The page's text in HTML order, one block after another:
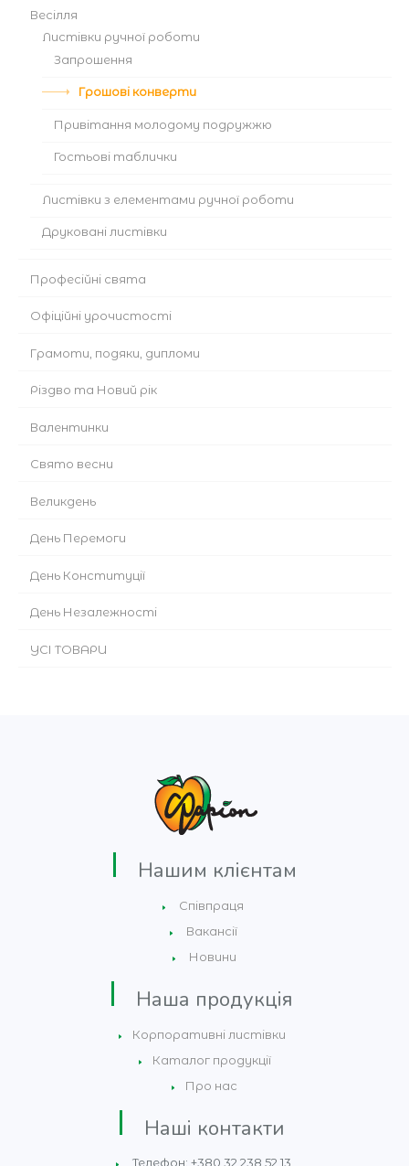
Весілля
Листівки ручної роботи
Запрошення
Грошові конверти
Привітання молодому подружжю
Гостьові таблички
Листівки з елементами ручної роботи
Друковані листівки
Професійні свята
Офіційні урочистості
Грамоти, подяки, дипломи
Різдво та Новий рік
Валентинки
Cвято весни
Великдень
День Перемоги
День Конституції
День Незалежності
УСІ ТОВАРИ
Нашим клієнтам
Співпраця
Вакансії
Новини
Наша продукція
Корпоративні листівки
Каталог продукції
Про нас
Наші контакти
Телефон: +380 32 238 52 13